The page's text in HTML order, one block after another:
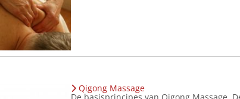
Qigong Massage
De basisprincipes van Qigong Massage.